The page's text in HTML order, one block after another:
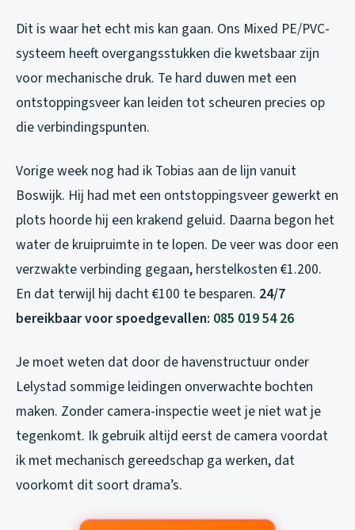
Dit is waar het echt mis kan gaan. Ons Mixed PE/PVC-
systeem heeft overgangsstukken die kwetsbaar zijn
voor mechanische druk. Te hard duwen met een
ontstoppingsveer kan leiden tot scheuren precies op
die verbindingspunten.
Vorige week nog had ik Tobias aan de lijn vanuit
Boswijk. Hij had met een ontstoppingsveer gewerkt en
plots hoorde hij een krakend geluid. Daarna begon het
water de kruipruimte in te lopen. De veer was door een
verzwakte verbinding gegaan, herstelkosten €1.200.
En dat terwijl hij dacht €100 te besparen. 24/7
bereikbaar voor spoedgevallen: 085 019 54 26
Je moet weten dat door de havenstructuur onder
Lelystad sommige leidingen onverwachte bochten
maken. Zonder camera-inspectie weet je niet wat je
tegenkomt. Ik gebruik altijd eerst de camera voordat
ik met mechanisch gereedschap ga werken, dat
voorkomt dit soort drama’s.